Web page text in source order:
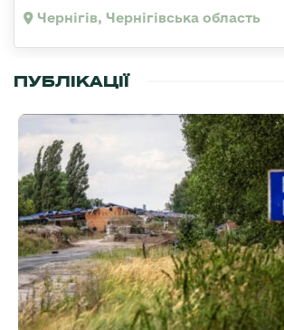
Чернігів, Чернігівська область
ПУБЛІКАЦІЇ